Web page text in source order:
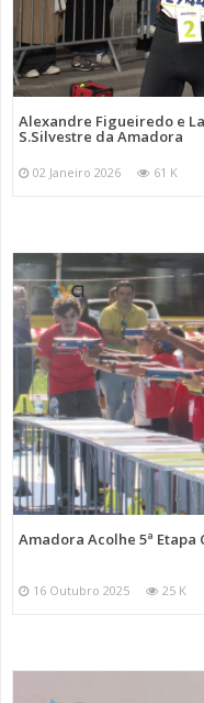
Alexandre Figueiredo e
S.Silvestre da Amadora
02 Janeiro 2026 61 K
Amadora Acolhe 5ª
16 Outubro 2025 25 K